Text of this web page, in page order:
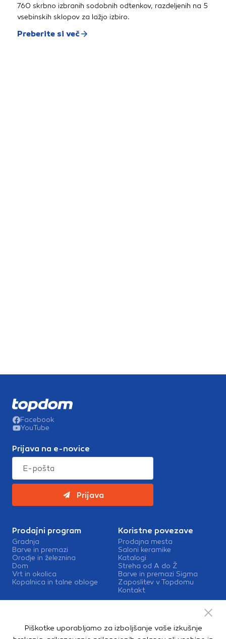
760 skrbno izbranih sodobnih odtenkov, razdeljenih na 5
vsebinskih sklopov za lažjo izbiro.
Preberite si več
Facebook
YouTube
Prijava na e-novice
Prijava
Prodajni program
Gradnja
Barve in premazi
Orodje in železnina
Dom
Vrt in okolica
Kopalnica in talne obloge
Koristne povezave
Prodajna mesta
Saloni keramike
Katalogi
Streha od A do Ž
Barve in premazi Sigma
Zaposlitev v Topdomu
Kontakt
Mešalnice barv
Dostava
Piškotke uporabljamo za izboljšanje vaše izkušnje